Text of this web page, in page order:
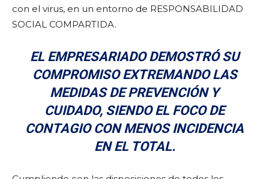
con el virus, en un entorno de RESPONSABILIDAD
SOCIAL COMPARTIDA.
EL EMPRESARIADO DEMOSTRÓ SU
COMPROMISO EXTREMANDO LAS
MEDIDAS DE PREVENCIÓN Y
CUIDADO, SIENDO EL FOCO DE
CONTAGIO CON MENOS INCIDENCIA
EN EL TOTAL.